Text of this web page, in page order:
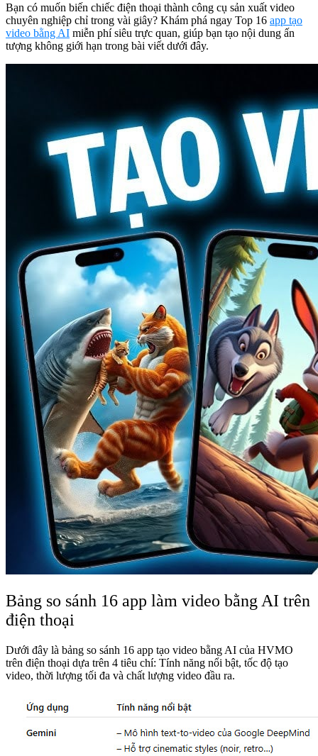
Bạn có muốn biến chiếc điện thoại thành công cụ sản xuất video
chuyên nghiệp chỉ trong vài giây? Khám phá ngay Top 16 app tạo
video bằng AI miễn phí siêu trực quan, giúp bạn tạo nội dung ấn
tượng không giới hạn trong bài viết dưới đây.
Bảng so sánh 16 app làm video bằng AI trên
điện thoại
Dưới đây là bảng so sánh 16 app tạo video bằng AI của HVMO
trên điện thoại dựa trên 4 tiêu chí: Tính năng nổi bật, tốc độ tạo
video, thời lượng tối đa và chất lượng video đầu ra.